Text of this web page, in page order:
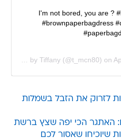
I'm not bored, you are ?
#brownpaperbagdress
Tiffany(@t_mcn80) on
לזרוק את הזבל בשמלות
האתגר הכי יפה שצץ ברשת
שיוכיחו שאסור לכם